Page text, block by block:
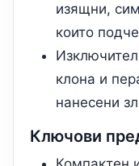
изящни,
които
клона и
нанесени
Ключови